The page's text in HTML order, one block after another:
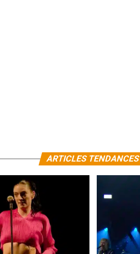
ARTICLES TENDANCES